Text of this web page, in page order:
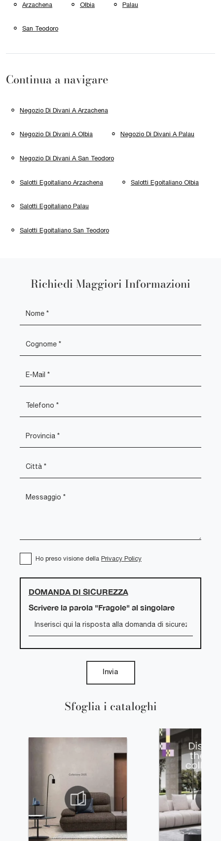
Arzachena Olbia Palau
San Teodoro
Continua a navigare
Negozio Di Divani A Arzachena
Negozio Di Divani A Olbia Negozio Di Divani A Palau
Negozio Di Divani A San Teodoro
Salotti Egoitaliano Arzachena Salotti Egoitaliano Olbia
Salotti Egoitaliano Palau
Salotti Egoitaliano San Teodoro
Sfoglia i cataloghi
Richiedi Maggiori Informazioni
Ho preso visione della Privacy Policy
DOMANDA DI SICUREZZA
Scrivere la parola "Fragole" al singolare
Invia